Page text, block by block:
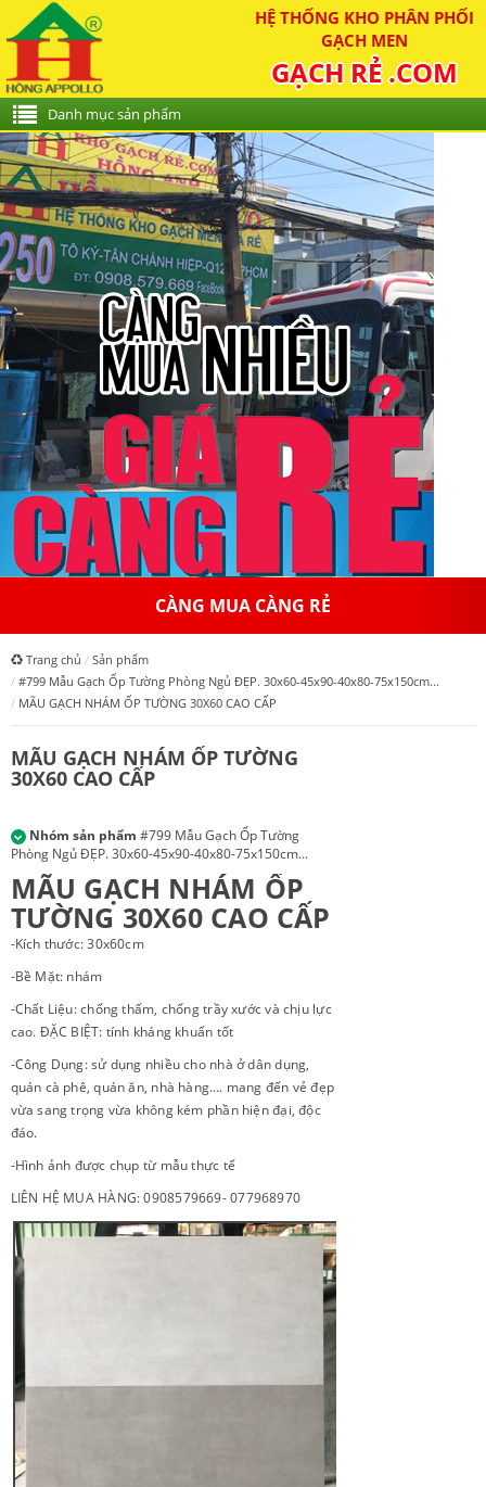
HỆ THỐNG KHO PHÂN PHỐI
GẠCH MEN
GẠCH RẺ .COM
Danh mục sản phẩm
HỆ THỐNG HỒNGAPPOLLO
Trang chủ
Sản phẩm
#799 Mẫu Gạch Ốp Tường Phòng Ngủ ĐẸP. 30x60-45x90-40x80-75x150cm...
MÃU GẠCH NHÁM ỐP TƯỜNG 30X60 CAO CẤP
MÃU GẠCH NHÁM ỐP TƯỜNG
30X60 CAO CẤP
Nhóm sản phẩm #799 Mẫu Gạch Ốp Tường
Phòng Ngủ ĐẸP. 30x60-45x90-40x80-75x150cm...
MÃU GẠCH NHÁM ỐP
TƯỜNG 30X60 CAO CẤP
-Kích thước: 30x60cm
-Bề Mặt: nhám
-Chất Liệu: chống thấm, chống trầy xước và chịu lực
cao. ĐẶC BIỆT: tính kháng khuẩn tốt
-Công Dụng: sử dụng nhiều cho nhà ở dân dụng,
quán cà phê, quán ăn, nhà hàng…. mang đến vẻ đẹp
vừa sang trọng vừa không kém phần hiện đại, độc
đáo.
-Hình ảnh được chụp từ mẫu thực tế
LIÊN HỆ MUA HÀNG: 0908579669- 077968970